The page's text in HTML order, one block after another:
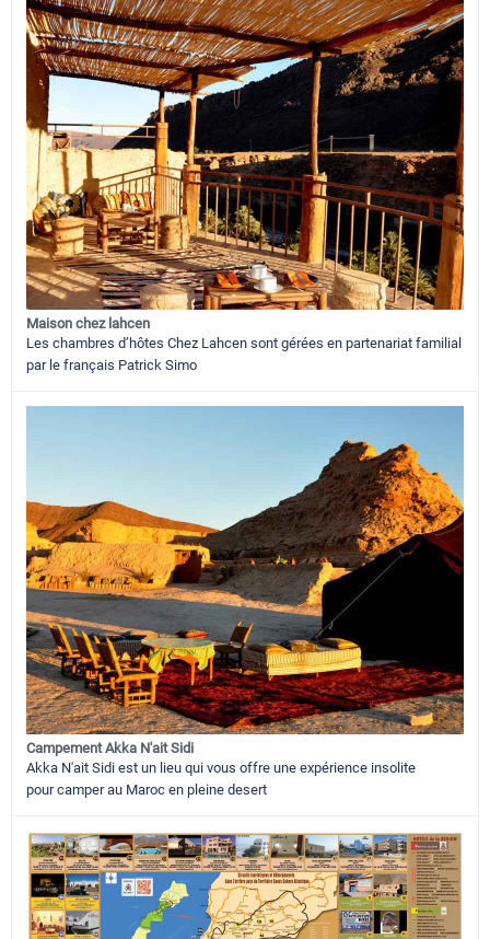
Maison chez lahcen
Les chambres d’hôtes Chez Lahcen sont gérées en partenariat familial
par le français Patrick Simo
Campement Akka N'ait Sidi
Akka N'ait Sidi est un lieu qui vous offre une expérience insolite
pour camper au Maroc en pleine desert